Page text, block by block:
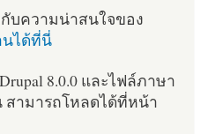
กับความน่าสนใจของ
นได้ที่นี่
8.0.0 และไฟล์ภาษา
ามารถโหลดได้ที่หน้า